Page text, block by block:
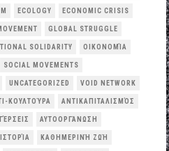
ECOLOGY ECONOMIC CRISIS
GLOBAL STRUGGLE
SOLIDARITY OΙΚΟΝΟΜΊΑ
SOCIAL MOVEMENTS
UNCATEGORIZED VOID NETWORK
ΚΟΥΛΤΟΎΡΑ ΑΝΤΙΚΑΠΙΤΑΛΙΣΜΌΣ
ΑΥΤΟΟΡΓΆΝΩΣΗ
ΙΣΤΟΡΊΑ ΚΑΘΗΜΕΡΙΝΉ ΖΩΉ